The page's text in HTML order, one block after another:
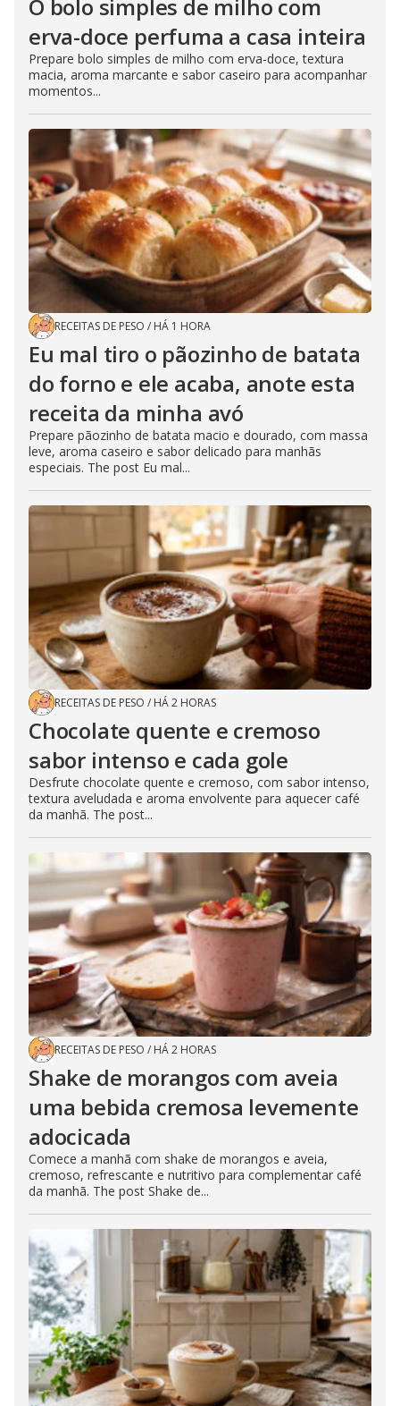
O bolo simples de milho com
erva-doce perfuma a casa inteira
Prepare bolo simples de milho com erva-doce, textura
macia, aroma marcante e sabor caseiro para acompanhar
momentos...
RECEITAS DE PESO / HÁ 1 HORA
Eu mal tiro o pãozinho de batata
do forno e ele acaba, anote esta
receita da minha avó
Prepare pãozinho de batata macio e dourado, com massa
leve, aroma caseiro e sabor delicado para manhãs
especiais. The post Eu mal...
RECEITAS DE PESO / HÁ 2 HORAS
Chocolate quente e cremoso
sabor intenso e cada gole
Desfrute chocolate quente e cremoso, com sabor intenso,
textura aveludada e aroma envolvente para aquecer café
da manhã. The post...
RECEITAS DE PESO / HÁ 2 HORAS
Shake de morangos com aveia
uma bebida cremosa levemente
adocicada
Comece a manhã com shake de morangos e aveia,
cremoso, refrescante e nutritivo para complementar café
da manhã. The post Shake de...